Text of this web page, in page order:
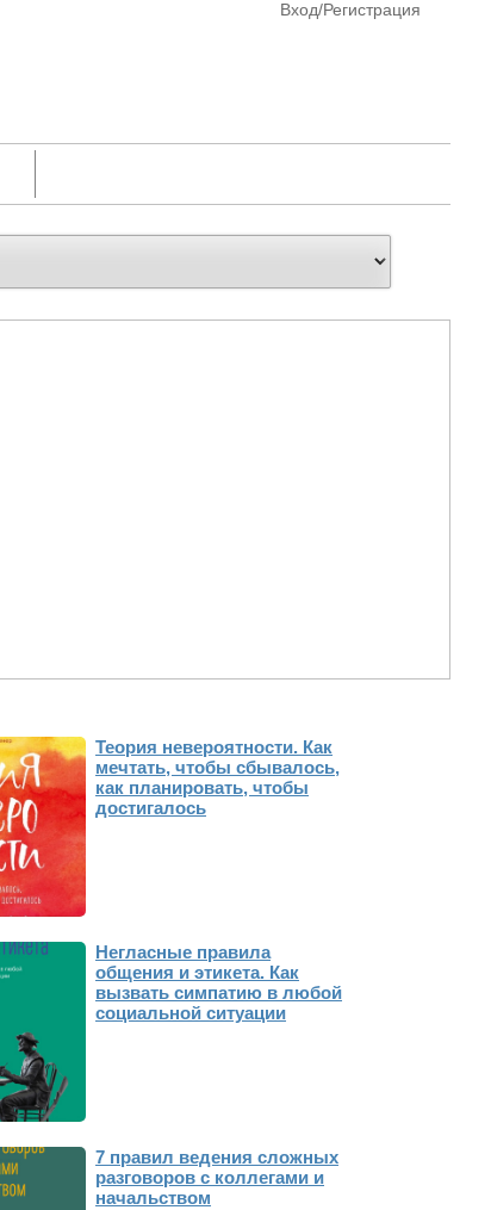
Вход/Регистрация
Теория невероятности. Как
мечтать, чтобы сбывалось,
как планировать, чтобы
достигалось
Негласные правила
общения и этикета. Как
вызвать симпатию в любой
социальной ситуации
7 правил ведения сложных
разговоров с коллегами и
начальством